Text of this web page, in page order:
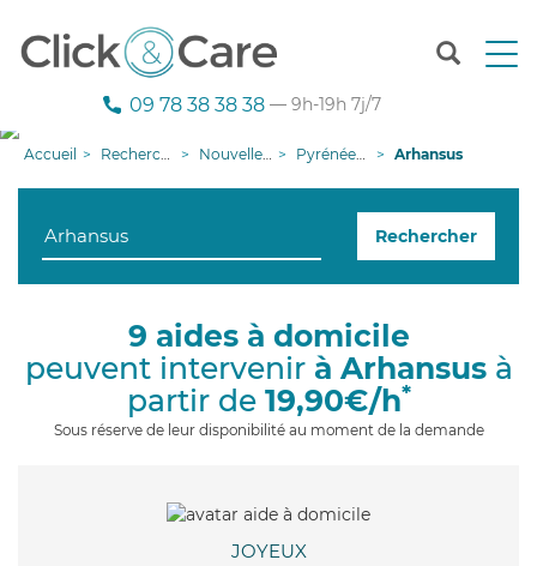
T
n
g
i
09 78 38 38 38 — 9h-19h 7j/7
Accueil Recherche aide à domicile Nouvelle-Aquitaine Pyrénées-Atlantiques Arhansus
Rechercher
9 aides à domicile
peuvent intervenir à Arhansusà
partir de 19,90€/h*
Sous réserve de leur disponibilité au moment de la demande
JOYEUX